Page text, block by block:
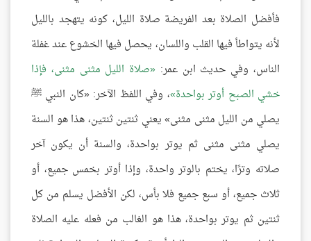
فأفضل الصلاة بعد الفريضة صلاة الليل، كونه يتهجد بالليل
لأنه يتواطأ فيها القلب واللسان، يحصل فيها الخشوع عند غفلة
الناس، وفي حديث ابن عمر: صلاة الليل مثنى مثنى، فإذا
خشي الصبح أوتر بواحدة ، وفي اللفظ الآخر: «كان النبي ﷺ
يصلي من الليل مثنى مثنى» يعني ثنتين ثنتين، هذا هو السنة
يصلي مثنى مثنى ثم يوتر بواحدة، والسنة أن يكون آخر
صلاته وترًا، يختم بالوتر واحدة، وإذا أوتر بخمس جميع، أو
ثلاث جميع، أو سبع جميع فلا بأس، لكن الأفضل يسلم من كل
ثنتين ثم يوتر بواحدة، هذا هو الغالب من فعله عليه الصلاة